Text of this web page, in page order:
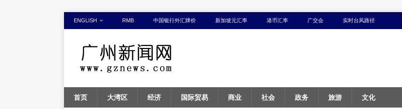
ENGLISH RMB 中国银行外汇牌价 新加坡元汇率 港币汇率 广交会 实时台风路径
首页 大湾区 经济 国际贸易 商业 社会 政务 旅游 文化